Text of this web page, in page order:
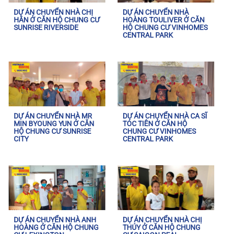
DỰ ÁN CHUYỂN NHÀ CHỊ
HÂN Ở CĂN HỘ CHUNG CƯ
SUNRISE RIVERSIDE
DỰ ÁN CHUYỂN NHÀ
HOÀNG TOULIVER Ở CĂN
HỘ CHUNG CƯ VINHOMES
CENTRAL PARK
DỰ ÁN CHUYỂN NHÀ MR
MIN BYOUNG YUN Ở CĂN
HỘ CHUNG CƯ SUNRISE
CITY
DỰ ÁN CHUYỂN NHÀ CA SĨ
TÓC TIÊN Ở CĂN HỘ
CHUNG CƯ VINHOMES
CENTRAL PARK
DỰ ÁN CHUYỂN NHÀ ANH
HOÀNG Ở CĂN HỘ CHUNG
DỰ ÁN CHUYỂN NHÀ CHỊ
THÚY Ở CĂN HỘ CHUNG